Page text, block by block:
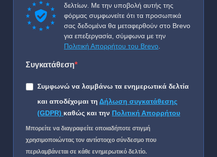
δελτίων. Με την υποβολή αυτής της
φόρμας συμφωνείτε ότι τα προσωπικά
σας δεδομένα θα μεταφερθούν στο Brevo
για επεξεργασία, σύμφωνα με την
Πολιτική Απορρήτου του Brevo
Συγκατάθεση
Συμφωνώ να λαμβάνω τα ενημερωτικά δελτία
και αποδέχομαι τη Δήλωση συγκατάθεσης
(GDPR) καθώς και την Πολιτική Απορρήτου
Μπορείτε να διαγραφείτε οποιαδήποτε στιγμή
χρησιμοποιώντας τον αντίστοιχο σύνδεσμο που
περιλαμβάνεται σε κάθε ενημερωτικό δελτίο.